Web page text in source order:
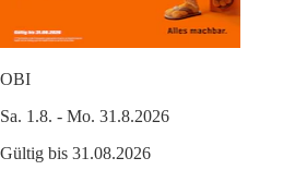
OBI
Sa. 1.8. - Mo. 31.8.2026
Gültig bis 31.08.2026